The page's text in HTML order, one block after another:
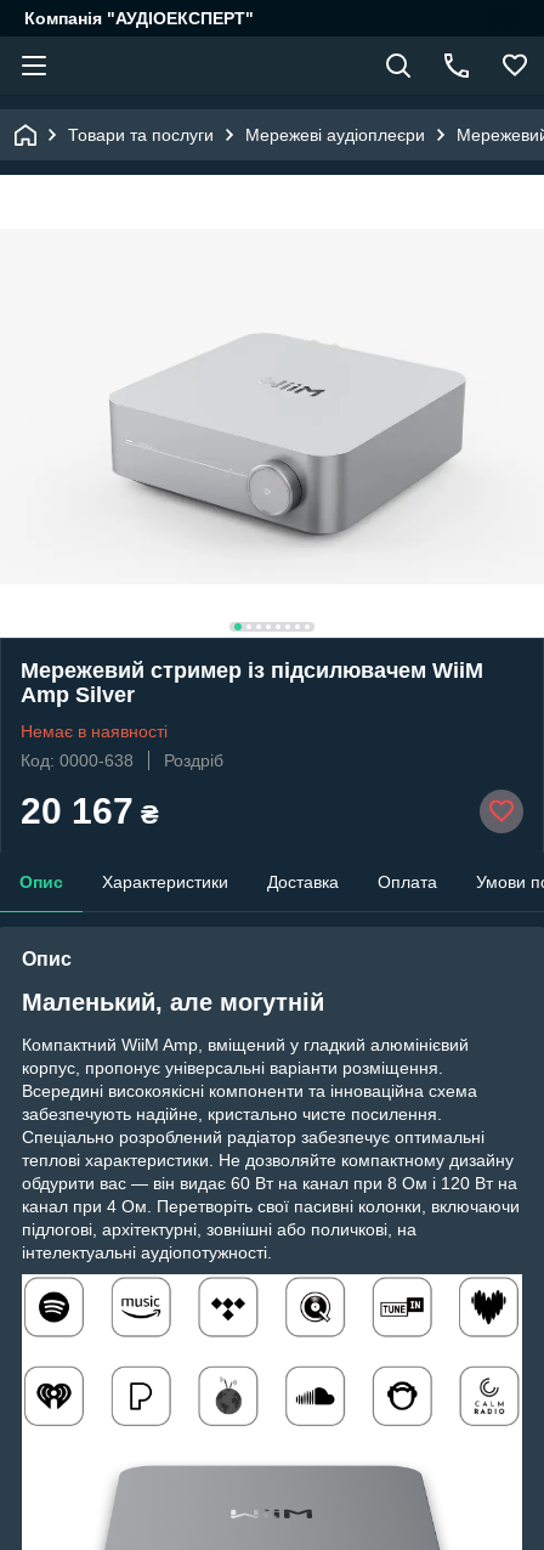
Компанія "АУДІОЕКСПЕРТ"
Товари та послуги Мережеві аудіоплеєри
Мережевий стример із підсилювачем WiiM
Amp Silver
Немає в наявності
Код: 0000-638
Роздріб
20 167 ₴
Опис Характеристики Доставка Оплата Умови
Опис
Маленький, але могутній
Компактний WiiM Amp, вміщений у гладкий алюмінієвий
корпус, пропонує універсальні варіанти розміщення.
Всередині високоякісні компоненти та інноваційна схема
забезпечують надійне, кристально чисте посилення.
Спеціально розроблений радіатор забезпечує оптимальні
теплові характеристики. Не дозволяйте компактному дизайну
обдурити вас — він видає 60 Вт на канал при 8 Ом і 120 Вт на
канал при 4 Ом. Перетворіть свої пасивні колонки, включаючи
підлогові, архітектурні, зовнішні або поличкові, на
інтелектуальні аудіопотужності.